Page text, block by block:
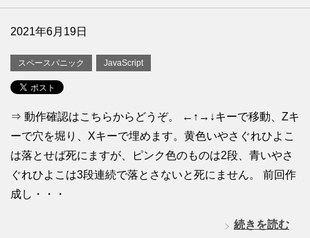
2021年6月19日
スペースパニック JavaScript
⇒ 動作確認はこちらからどうぞ。 ←↑→↓キーで移動、Zキ
ーで穴を堀り、Xキーで埋めます。黄色いやさぐれひよこ
は落とせば死にますが、ピンク色のものは2段、青いやさ
ぐれひよこは3段連続で落とさないと死にません。 前回作
成し・・・
続きを読む